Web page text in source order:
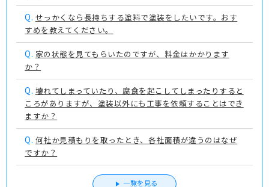
Q. せっかくなら長持ちする塗料で塗装をしたいです。おす
すめを教えてください。
Q. 家の状態を見てもらいたのですが、料金はかかります
か？
Q. 壊れてしまっていたり、腐食を起こしてしまったりすると
ころがありますが、塗装以外にも工事を依頼することはでき
ますか？
Q. 何社か見積もりを取ったとき、各社面積が違うのはなぜ
ですか？
一覧を見る